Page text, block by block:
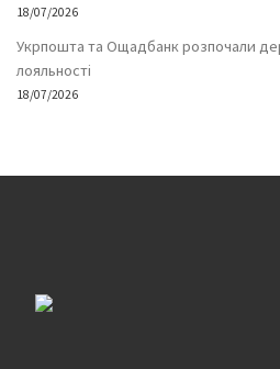
18/07/2026
Укрпошта та Ощадбанк розпочали
лояльності
18/07/2026